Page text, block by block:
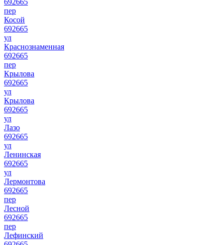
пер
Косой
692665
ул
Краснознаменная
692665
пер
Крылова
692665
ул
Крылова
692665
ул
Лазо
692665
ул
Ленинская
692665
ул
Лермонтова
692665
пер
Лесной
692665
пер
Лефинский